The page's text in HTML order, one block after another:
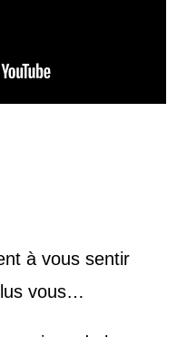
à vous sentir
vous…